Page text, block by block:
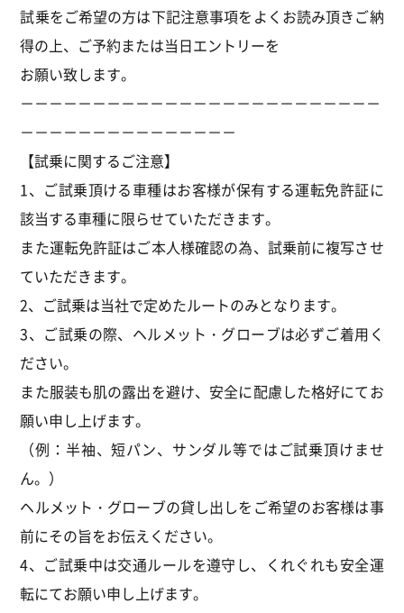
試乗をご希望の方は下記注意事項をよくお読み頂きご納
得の上、ご予約または当日エントリーを
お願い致します。
－－－－－－－－－－－－－－－－－－－－－－－－－
－－－－－－－－－－－－－－－
【試乗に関するご注意】
1、ご試乗頂ける車種はお客様が保有する運転免許証に
該当する車種に限らせていただきます。
また運転免許証はご本人様確認の為、試乗前に複写させ
ていただきます。
2、ご試乗は当社で定めたルートのみとなります。
3、ご試乗の際、ヘルメット・グローブは必ずご着用く
ださい。
また服装も肌の露出を避け、安全に配慮した格好にてお
願い申し上げます。
（例：半袖、短パン、サンダル等ではご試乗頂けませ
ん。）
ヘルメット・グローブの貸し出しをご希望のお客様は事
前にその旨をお伝えください。
4、ご試乗中は交通ルールを遵守し、くれぐれも安全運
転にてお願い申し上げます。